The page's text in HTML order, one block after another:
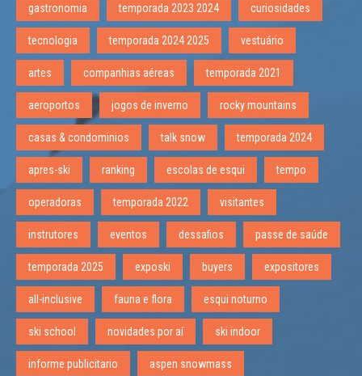
gastronomia temporada 2023 2024 curiosidades
tecnologia temporada 2024 2025 vestuário
artes companhias aéreas temporada 2021
aeroportos jogos de inverno rocky mountains
casas & condominios talk snow temporada 2024
apres-ski ranking escolas de esqui tempo
operadoras temporada 2022 visitantes
instrutores eventos dessafios passe de saúde
temporada 2025 exposki buyers expositores
all-inclusive fauna e flora esqui noturno
ski school novidades por aí ski indoor
informe publicitario aspen snowmass